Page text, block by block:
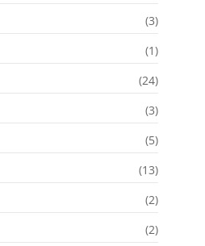
(3)
(1)
(24)
(3)
(5)
(13)
(2)
(2)